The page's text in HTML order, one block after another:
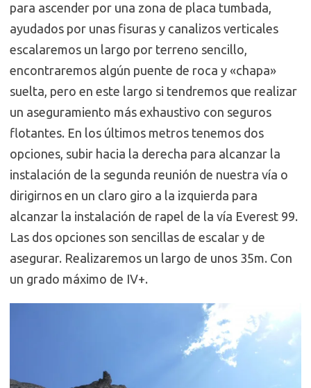
para ascender por una zona de placa tumbada,
ayudados por unas fisuras y canalizos verticales
escalaremos un largo por terreno sencillo,
encontraremos algún puente de roca y «chapa»
suelta, pero en este largo si tendremos que realizar
un aseguramiento más exhaustivo con seguros
flotantes. En los últimos metros tenemos dos
opciones, subir hacia la derecha para alcanzar la
instalación de la segunda reunión de nuestra vía o
dirigirnos en un claro giro a la izquierda para
alcanzar la instalación de rapel de la vía Everest 99.
Las dos opciones son sencillas de escalar y de
asegurar. Realizaremos un largo de unos 35m. Con
un grado máximo de IV+.